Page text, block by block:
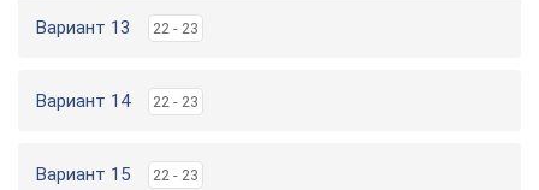
Вариант 13 22 - 23
Вариант 14 22 - 23
Вариант 15 22 - 23